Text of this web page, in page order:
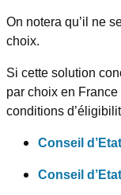
On notera qu’il ne
choix.
Si cette solution
par choix en
conditions
Conseil
Conseil